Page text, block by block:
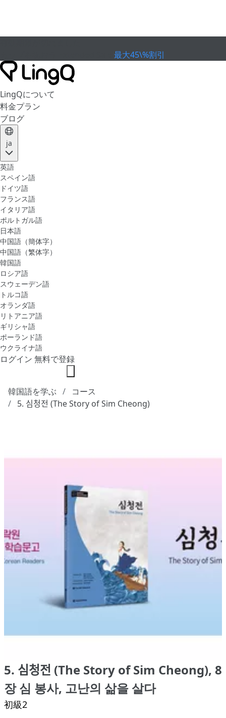
最大45\%割引
LingQについて
料金プラン
ブログ
ja
英語
スペイン語
ドイツ語
フランス語
イタリア語
ポルトガル語
日本語
中国語（簡体字）
中国語（繁体字）
韓国語
ロシア語
スウェーデン語
トルコ語
オランダ語
リトアニア語
ギリシャ語
ポーランド語
ウクライナ語
ログイン 無料で登録
韓国語を学ぶ
コース
5. 심청전 (The Story of Sim Cheong)
5. 심청전 (The Story of Sim Cheong), 8
장 심 봉사, 고난의 삶을 살다
初級2